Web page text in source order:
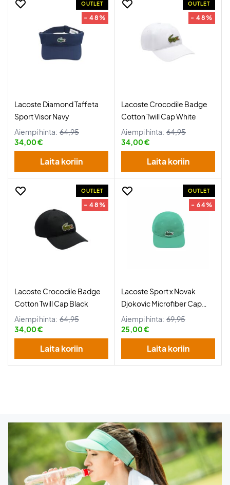
OUTLET
- 48%
Lacoste Diamond Taffeta
Sport Visor Navy
Aiempi hinta: 64,95
34,00 €
Laita koriin
OUTLET
- 48%
Lacoste Crocodile Badge
Cotton Twill Cap White
Aiempi hinta: 64,95
34,00 €
Laita koriin
OUTLET
- 48%
Lacoste Crocodile Badge
Cotton Twill Cap Black
Aiempi hinta: 64,95
34,00 €
Laita koriin
OUTLET
- 64%
Lacoste Sport x Novak
Djokovic Microfiber Cap
Green
Aiempi hinta: 69,95
25,00 €
Laita koriin